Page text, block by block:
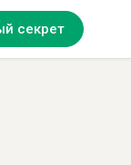
секрет